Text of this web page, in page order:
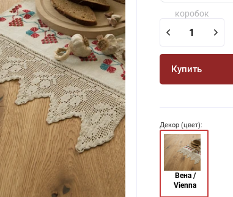
коробок
Купить
Декор (цвет):
Вена /
Vienna